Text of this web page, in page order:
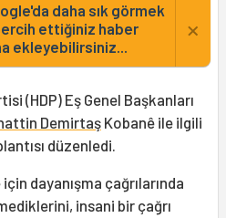
daha sık görmek
ettiğiniz haber
ekleyebilirsiniz...
×
(HDP) Eş Genel Başkanları
Demirtaş Kobanê ile ilgili
düzenledi.
dayanışma çağrılarında
insani bir çağrı